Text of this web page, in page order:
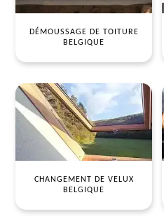
DÉMOUSSAGE DE TOITURE
BELGIQUE
CHANGEMENT DE VELUX
BELGIQUE